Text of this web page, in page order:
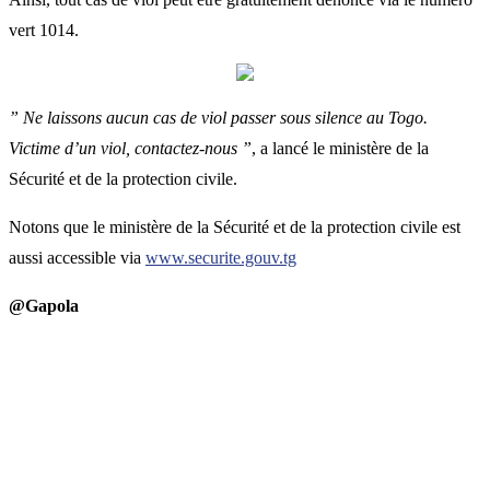
vert 1014.
” Ne laissons aucun cas de viol passer sous silence au Togo.
Victime d’un viol, contactez-nous ”, a lancé le ministère de la
Sécurité et de la protection civile.
Notons que le ministère de la Sécurité et de la protection civile est
aussi accessible via www.securite.gouv.tg
@Gapola